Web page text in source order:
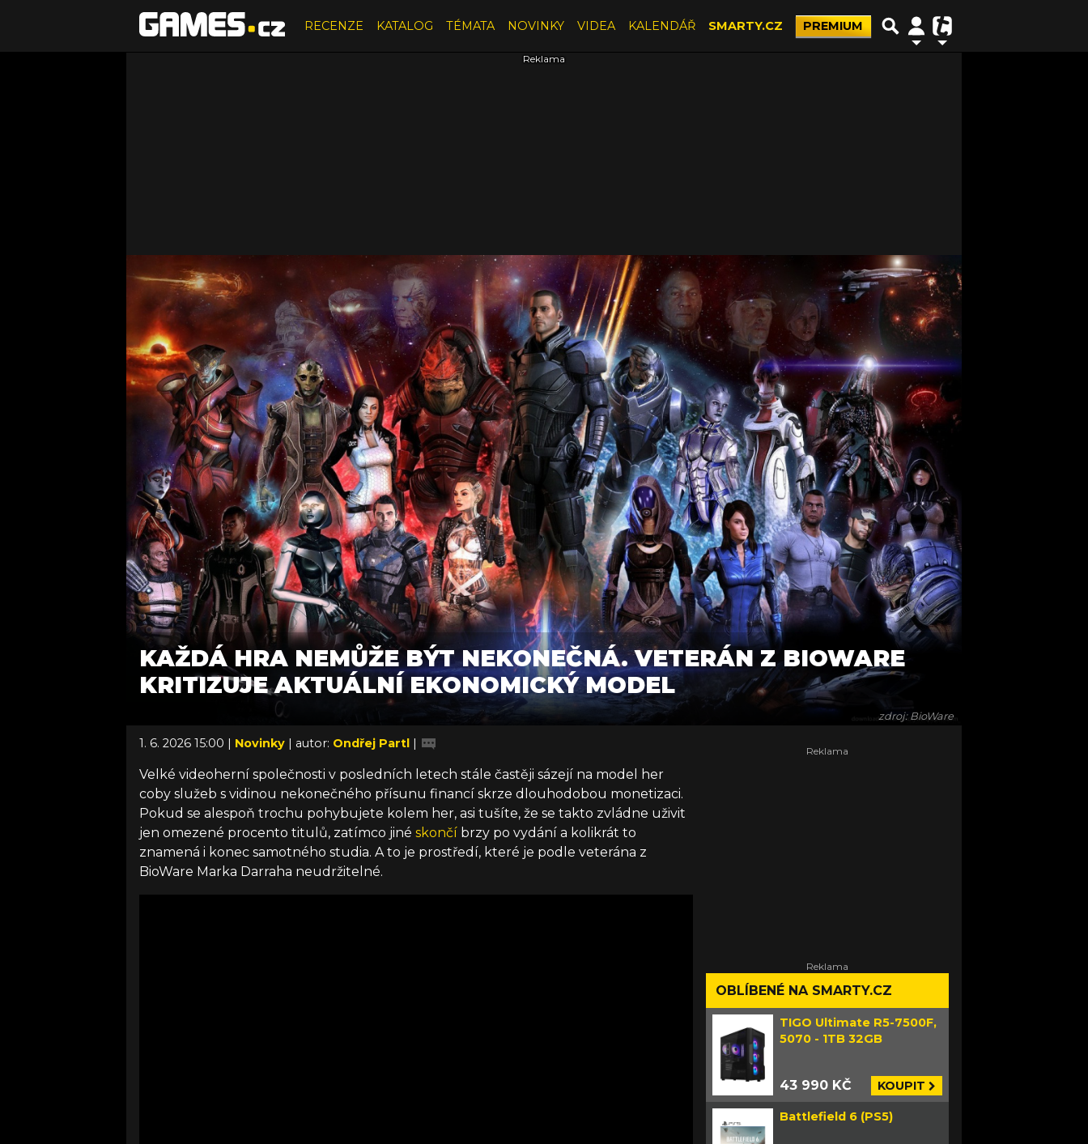
RECENZE KATALOG TÉMATA NOVINKY VIDEA KALENDÁŘ SMARTY.CZ PREMIUM
zdroj: BioWare
KAŽDÁ HRA NEMŮŽE BÝT NEKONEČNÁ. VETERÁN Z BIOWARE
KRITIZUJE AKTUÁLNÍ EKONOMICKÝ MODEL
1. 6. 2026 15:00 | Novinky | autor: Ondřej Partl |
Velké videoherní společnosti v posledních letech stále častěji sázejí na model her
coby služeb s vidinou nekonečného přísunu financí skrze dlouhodobou monetizaci.
Pokud se alespoň trochu pohybujete kolem her, asi tušíte, že se takto zvládne uživit
jen omezené procento titulů, zatímco jiné skončí brzy po vydání a kolikrát to
znamená i konec samotného studia. A to je prostředí, které je podle veterána z
BioWare Marka Darraha neudržitelné.
OBLÍBENÉ NA SMARTY.CZ
TIGO Ultimate R5-7500F,
5070 - 1TB 32GB
43 990 KČ KOUPIT
Battlefield 6 (PS5)